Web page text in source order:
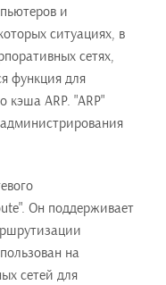
и
ситуациях, в
сетях,
функция для
ARP. "ARP"
Он поддерживает
на
сетей для